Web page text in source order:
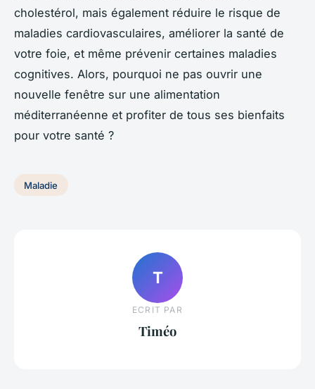
cholestérol, mais également réduire le risque de
maladies cardiovasculaires, améliorer la santé de
votre foie, et même prévenir certaines maladies
cognitives. Alors, pourquoi ne pas ouvrir une
nouvelle fenêtre sur une alimentation
méditerranéenne et profiter de tous ses bienfaits
pour votre santé ?
Maladie
T
ECRIT PAR
Timéo